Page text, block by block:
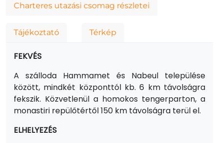
Charteres utazási csomag részletei
Tájékoztató Térkép
FEKVÉS
A szálloda Hammamet és Nabeul települése
között, mindkét központtól kb. 6 km távolságra
fekszik. Közvetlenül a homokos tengerparton, a
monastiri repülőtértől 150 km távolságra terül el.
ELHELYEZÉS